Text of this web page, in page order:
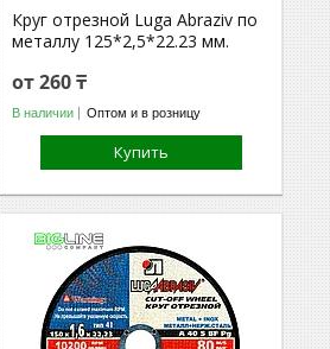
Круг отрезной Luga Abraziv по
металлу 125*2,5*22.23 мм.
от 260 ₸
В наличии Оптом и в розницу
Купить